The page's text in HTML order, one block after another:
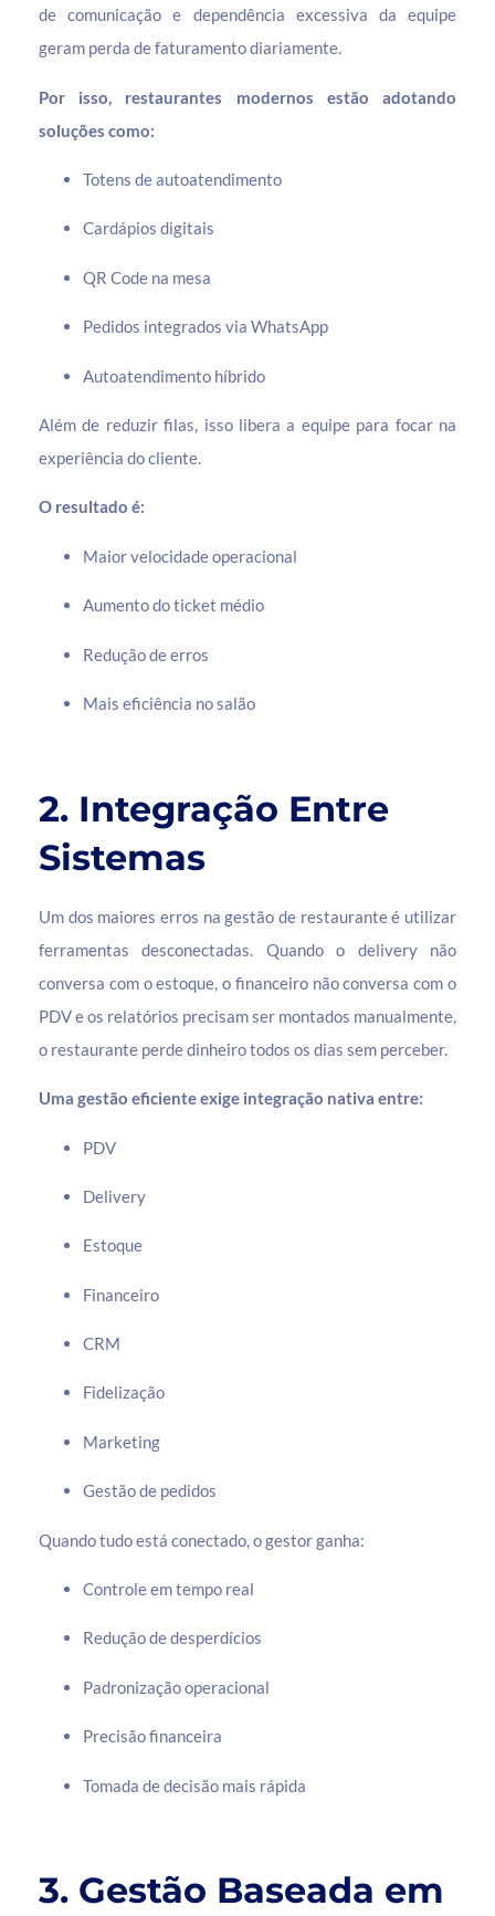
de comunicação e dependência excessiva da equipe
geram perda de faturamento diariamente.
Por isso, restaurantes modernos estão adotando
soluções como:
Totens de autoatendimento
Cardápios digitais
QR Code na mesa
Pedidos integrados via WhatsApp
Autoatendimento híbrido
Além de reduzir filas, isso libera a equipe para focar na
experiência do cliente.
O resultado é:
Maior velocidade operacional
Aumento do ticket médio
Redução de erros
Mais eficiência no salão
2. Integração Entre
Sistemas
Um dos maiores erros na gestão de restaurante é utilizar
ferramentas desconectadas. Quando o delivery não
conversa com o estoque, o financeiro não conversa com o
PDV e os relatórios precisam ser montados manualmente,
o restaurante perde dinheiro todos os dias sem perceber.
Uma gestão eficiente exige integração nativa entre:
PDV
Delivery
Estoque
Financeiro
CRM
Fidelização
Marketing
Gestão de pedidos
Quando tudo está conectado, o gestor ganha:
Controle em tempo real
Redução de desperdícios
Padronização operacional
Precisão financeira
Tomada de decisão mais rápida
3. Gestão Baseada em